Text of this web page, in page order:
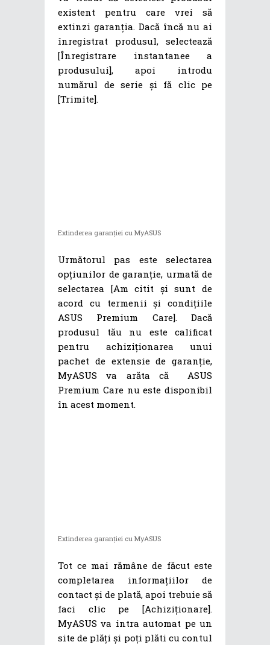
existent pentru care vrei să
extinzi garanția. Dacă încă nu ai
înregistrat produsul, selectează
[Înregistrare instantanee a
produsului], apoi introdu
numărul de serie și fă clic pe
[Trimite].
Extinderea garanției cu MyASUS
Următorul pas este selectarea
opțiunilor de garanție, urmată de
selectarea [Am citit și sunt de
acord cu termenii și condițiile
ASUS Premium Care]. Dacă
produsul tău nu este calificat
pentru achiziționarea unui
pachet de extensie de garanție,
MyASUS va arăta că ASUS
Premium Care nu este disponibil
în acest moment.
Extinderea garanției cu MyASUS
Tot ce mai rămâne de făcut este
completarea informațiilor de
contact și de plată, apoi trebuie să
faci clic pe [Achiziționare].
MyASUS va intra automat pe un
site de plăți și poți plăti cu contul